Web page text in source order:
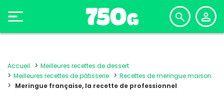
Accueil
Meilleures recettes de dessert
Meilleures recettes de pâtisserie
Recettes de meringue maison
Meringue française, la recette de professionnel